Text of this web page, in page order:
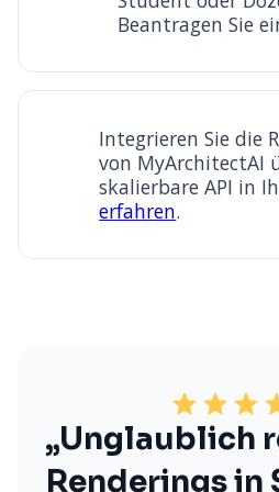
Beantragen Sie
Integrieren Sie die
von MyArchitectAI
skalierbare API in
erfahren.
„Unglaublich
Renderings in